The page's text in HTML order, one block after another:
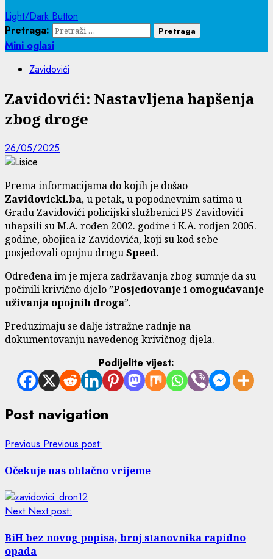
Light/Dark Button
Pretraga:
Mini oglasi
Zavidovići
Zavidovići: Nastavljena hapšenja
zbog droge
26/05/2025
Prema informacijama do kojih je došao
Zavidovicki.ba, u petak, u popodnevnim satima u
Gradu Zavidovići policijski službenici PS Zavidovići
uhapsili su M.A. rođen 2002. godine i K.A. rodjen 2005.
godine, obojica iz Zavidovića, koji su kod sebe
posjedovali opojnu droguSpeed.
Određena im je mjera zadržavanja zbog sumnje da su
počinili krivično djelo ”Posjedovanje i omogućavanje
uživanja opojnih droga”.
Preduzimaju se dalje istražne radnje na
dokumentovanju navedenog krivičnog djela.
Podijelite vijest:
Post navigation
Previous Previous post:
Očekuje nas oblačno vrijeme
Next Next post:
BiH bez novog popisa, broj stanovnika rapidno
opada